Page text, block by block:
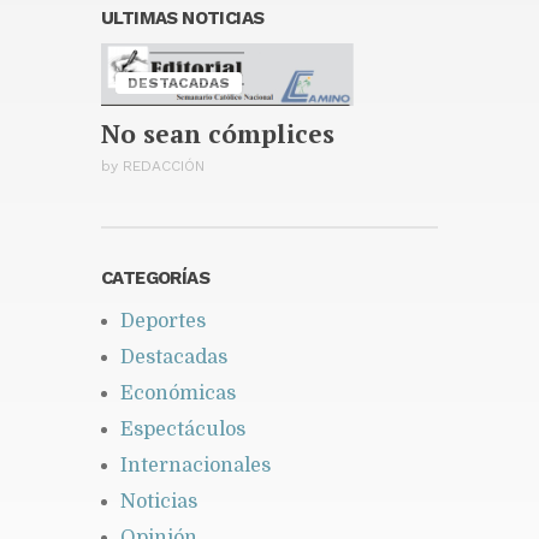
presidente de la entidad
Santiago celebrará la décima
edición de la Maratón
Monumental Primer Santiago
de América
Publicado hace 2 días
ULTIMAS NOTICIAS
DESTACADAS
No sean cómplices
by REDACCIÓN
CATEGORÍAS
Deportes
Destacadas
Económicas
Espectáculos
Internacionales
Noticias